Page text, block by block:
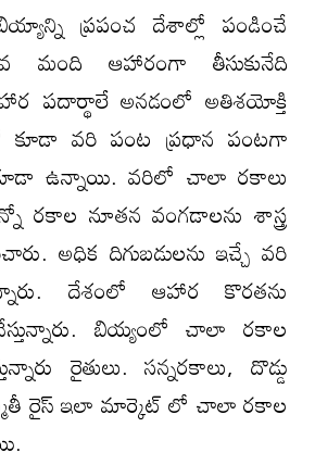
ప్రపంచ దేశాల్లో పండించే
మంది ఆహారంగా తీసుకునేది
పదార్థాలే అనడంలో అతిశయోక్తి
కూడా వరి పంట ప్రధాన పంటగా
కూడా ఉన్నాయి. వరిలో చాలా రకాలు
రకాల నూతన వంగడాలను శాస్త్ర
అధిక దిగుబడులను ఇచ్చే వరి
దేశంలో ఆహార కొరతను
బియ్యంలో చాలా రకాల
రైతులు. సన్నరకాలు, దొడ్డు
రైస్ ఇలా మార్కెట్ లో చాలా రకాల